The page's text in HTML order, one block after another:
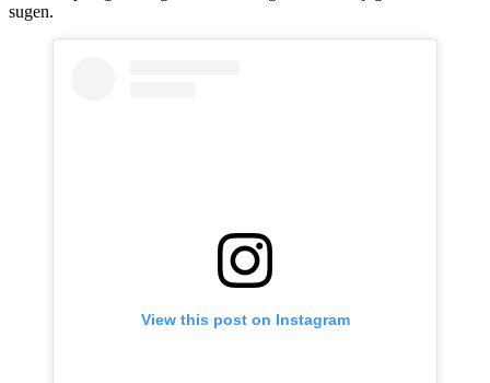
sugen.
View this post on Instagram